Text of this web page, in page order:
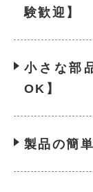
験歓迎】
小さな部
OK】
製品の簡